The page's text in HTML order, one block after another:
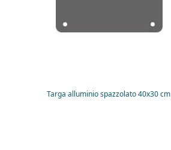
Targa alluminio spazzolato 40x30 cm